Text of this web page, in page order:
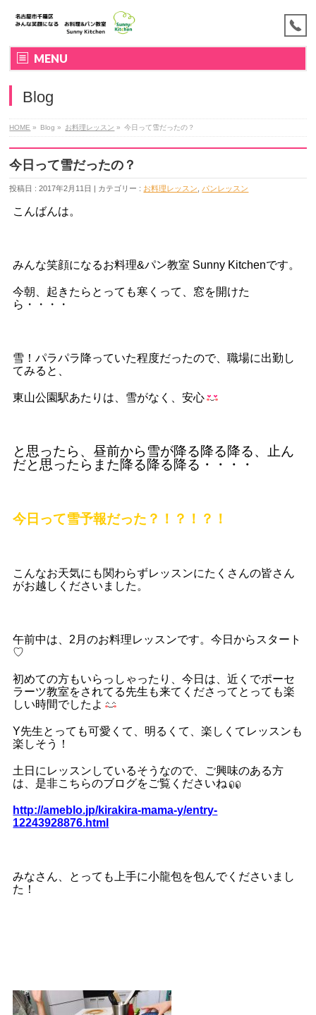
MENU
Blog
HOME » Blog » お料理レッスン » 今日って雪だったの？
今日って雪だったの？
投稿日 : 2017年2月11日 | カテゴリー : お料理レッスン パンレッスン
こんばんは。
みんな笑顔になるお料理&パン教室 Sunny Kitchenです。
今朝、起きたらとっても寒くって、窓を開けた
ら・・・・
雪！パラパラ降っていた程度だったので、職場に出勤し
てみると、
東山公園駅あたりは、雪がなく、安心
と思ったら、昼前から雪が降る降る降る、止ん
だと思ったらまた降る降る降る・・・・
今日って雪予報だった？！？！？！
こんなお天気にも関わらずレッスンにたくさんの皆さん
がお越しくださいました。
午前中は、2月のお料理レッスンです。今日からスタート
♡
初めての方もいらっしゃったり、今日は、近くでポーセ
ラーツ教室をされてる先生も来てくださってとっても楽
しい時間でしたよ
Y先生とっても可愛くて、明るくて、楽しくてレッスンも
楽しそう！
土日にレッスンしているそうなので、ご興味のある方
は、是非こちらのブログをご覧くださいね
http://ameblo.jp/kirakira-mama-y/entry-
12243928876.html
みなさん、とっても上手に小龍包を包んでくださいまし
た！